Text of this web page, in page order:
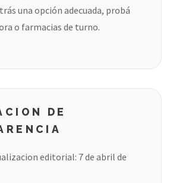
una opción adecuada, probá
o farmacias de turno.
DE
editorial: 7 de abril de